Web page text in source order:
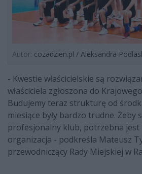
Autor: cozadzien.pl / Aleksandra
- Kwestie właścicielskie są
właściciela zgłoszona do
Budujemy teraz strukturę od
miesiące były bardzo trudne. Żeby
profesjonalny klub, potrzebna
organizacja - podkreśla Mateusz
przewodniczący Rady Miejskiej w